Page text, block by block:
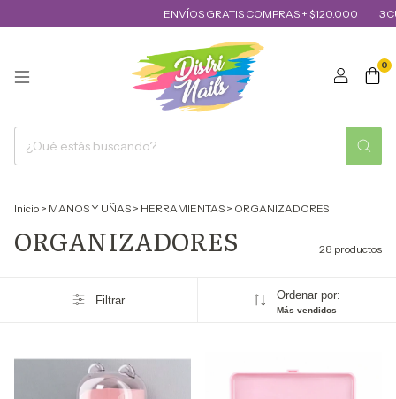
ENVÍOS GRATIS COMPRAS + $120.000 3
0
Inicio > MANOS Y UÑAS > HERRAMIENTAS > ORGANIZADORES
ORGANIZADORES 28 productos
Filtrar Ordenar por:
Más vendidos